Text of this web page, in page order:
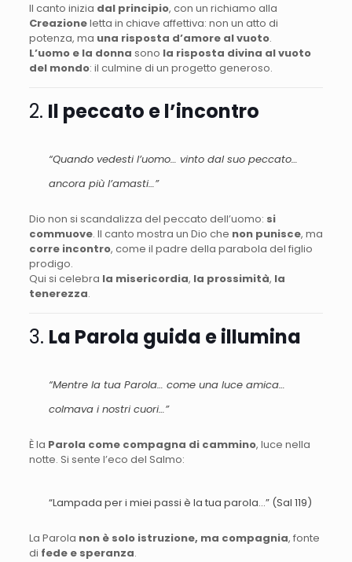
Il canto inizia dal principio, con un richiamo alla
Creazioneletta in chiave affettiva: non un atto di
potenza, ma una risposta d’amore al vuoto.
L’uomo e la donna sono la risposta divina al vuoto
del mondo: il culmine di un progetto generoso.
2. Il peccato e l’incontro
“Quando vedesti l’uomo… vinto dal suo peccato…
ancora più l’amasti…”
Dio non si scandalizza del peccato dell’uomo: si
commuove. Il canto mostra un Dio che non punisce, ma
corre incontro, come il padre della parabola del figlio
prodigo.
Qui si celebra la misericordia, la prossimità, la
tenerezza.
3. La Parola guida e illumina
“Mentre la tua Parola… come una luce amica…
colmava i nostri cuori…”
È la Parola come compagna di cammino, luce nella
notte. Si sente l’eco del Salmo:
“Lampada per i miei passi è la tua parola…” (Sal 119)
La Parola non è solo istruzione, ma compagnia, fonte
di fede e speranza.